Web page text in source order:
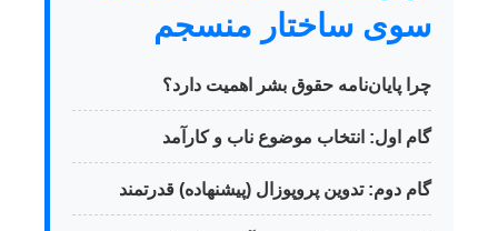
سوی ساختار منسجم
چرا پایان‌نامه حقوق بشر اهمیت دارد؟
گام اول: انتخاب موضوع ناب و کارآمد
گام دوم: تدوین پروپوزال (پیشنهاده) قدرتمند